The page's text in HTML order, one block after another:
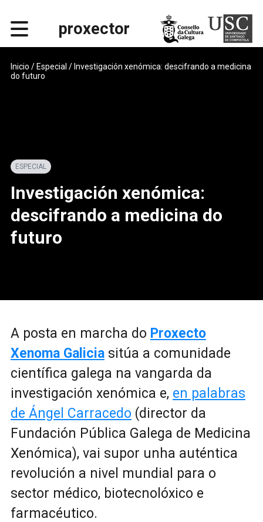
proxector
Inicio / Especial / Investigación xenómica: descifrando a medicina
do futuro
ESPECIAL
Investigación xenómica:
descifrando a medicina do
futuro
A posta en marcha do Proxecto
Xenoma Galiciasitúa a comunidade
científica galega na vangarda da
investigación xenómica e, en palabras
de Ángel Carracedo (director da
Fundación Pública Galega de Medicina
Xenómica), vai supor unha auténtica
revolución a nivel mundial para o
sector médico, biotecnolóxico e
farmacéutico.